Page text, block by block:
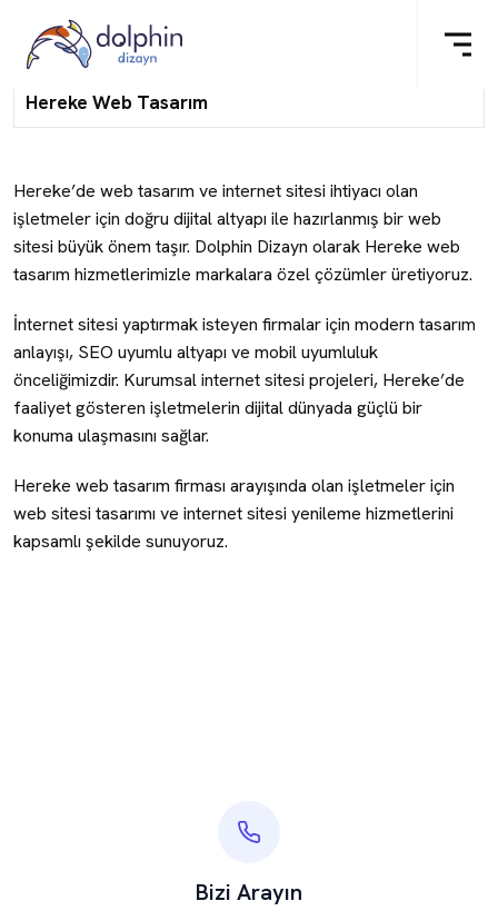
Hereke Web Tasarım
Hereke’de web tasarım ve internet sitesi ihtiyacı olan
işletmeler için doğru dijital altyapı ile hazırlanmış bir web
sitesi büyük önem taşır. Dolphin Dizayn olarak Hereke web
tasarım hizmetlerimizle markalara özel çözümler üretiyoruz.
İnternet sitesi yaptırmak isteyen firmalar için modern tasarım
anlayışı, SEO uyumlu altyapı ve mobil uyumluluk
önceliğimizdir. Kurumsal internet sitesi projeleri, Hereke’de
faaliyet gösteren işletmelerin dijital dünyada güçlü bir
konuma ulaşmasını sağlar.
Hereke web tasarım firması arayışında olan işletmeler için
web sitesi tasarımı ve internet sitesi yenileme hizmetlerini
kapsamlı şekilde sunuyoruz.
Bizi Arayın